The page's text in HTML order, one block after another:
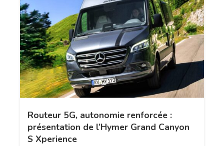
Routeur 5G, autonomie renforcée :
présentation de l’Hymer Grand Canyon
S Xperience